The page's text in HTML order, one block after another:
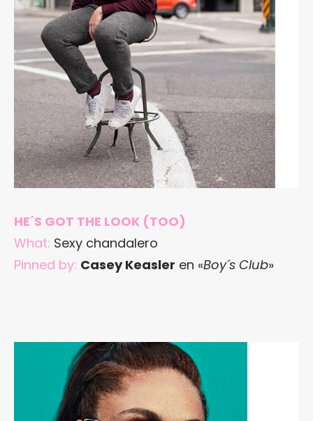
HE´S GOT THE LOOK (TOO)
What: Sexy chandalero
Pinned by: Casey Keasler en «Boy´s Club»